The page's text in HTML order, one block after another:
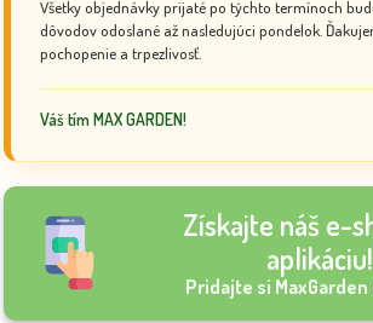
Všetky objednávky prijaté po týchto termínoch
dôvodov odoslané až nasledujúci pondelok.
pochopenie a trpezlivosť.
Váš tím MAX GARDEN!
Získajte náš e-
aplikáciu!
Pridajte si